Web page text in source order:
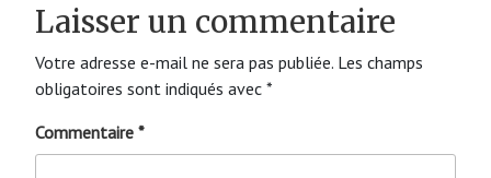
Laisser un commentaire
Votre adresse e-mail ne sera pas publiée. Les champs
obligatoires sont indiqués avec *
Commentaire *